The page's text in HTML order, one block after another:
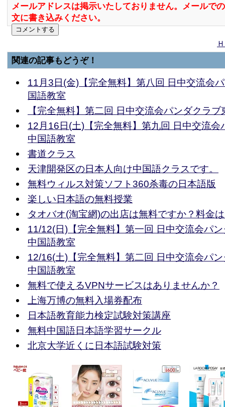
メールアドレスは掲示いたしておりません。メールで
文に書き込みください。
関連の記事もどうぞ！
11月3日(金)【完全無料】第八回 日中交流会
国語教室
【完全無料】第二回 日中交流会パンダクラ
12月16日(土)【完全無料】第九回 日中交流会
中国語教室
書道クラス
天津開発区の日本人向け中国語クラスです。
無料ウィルス対策ソフト360杀毒の日本語版
楽しい日本語の無料授業
タオバオ(淘宝網)の出店は無料ですか？料金
11/12(日)【完全無料】第一回 日中交流会パ
中国語教室
12/16(土)【完全無料】第二回 日中交流会パ
中国語教室
無料で使えるVPNサービスはありませんか？
上海万博の無料入場券配布
日本語教育能力検定試験対策講座
無料中国語日本語学習サークル
北京大学近くに日本語試験対策